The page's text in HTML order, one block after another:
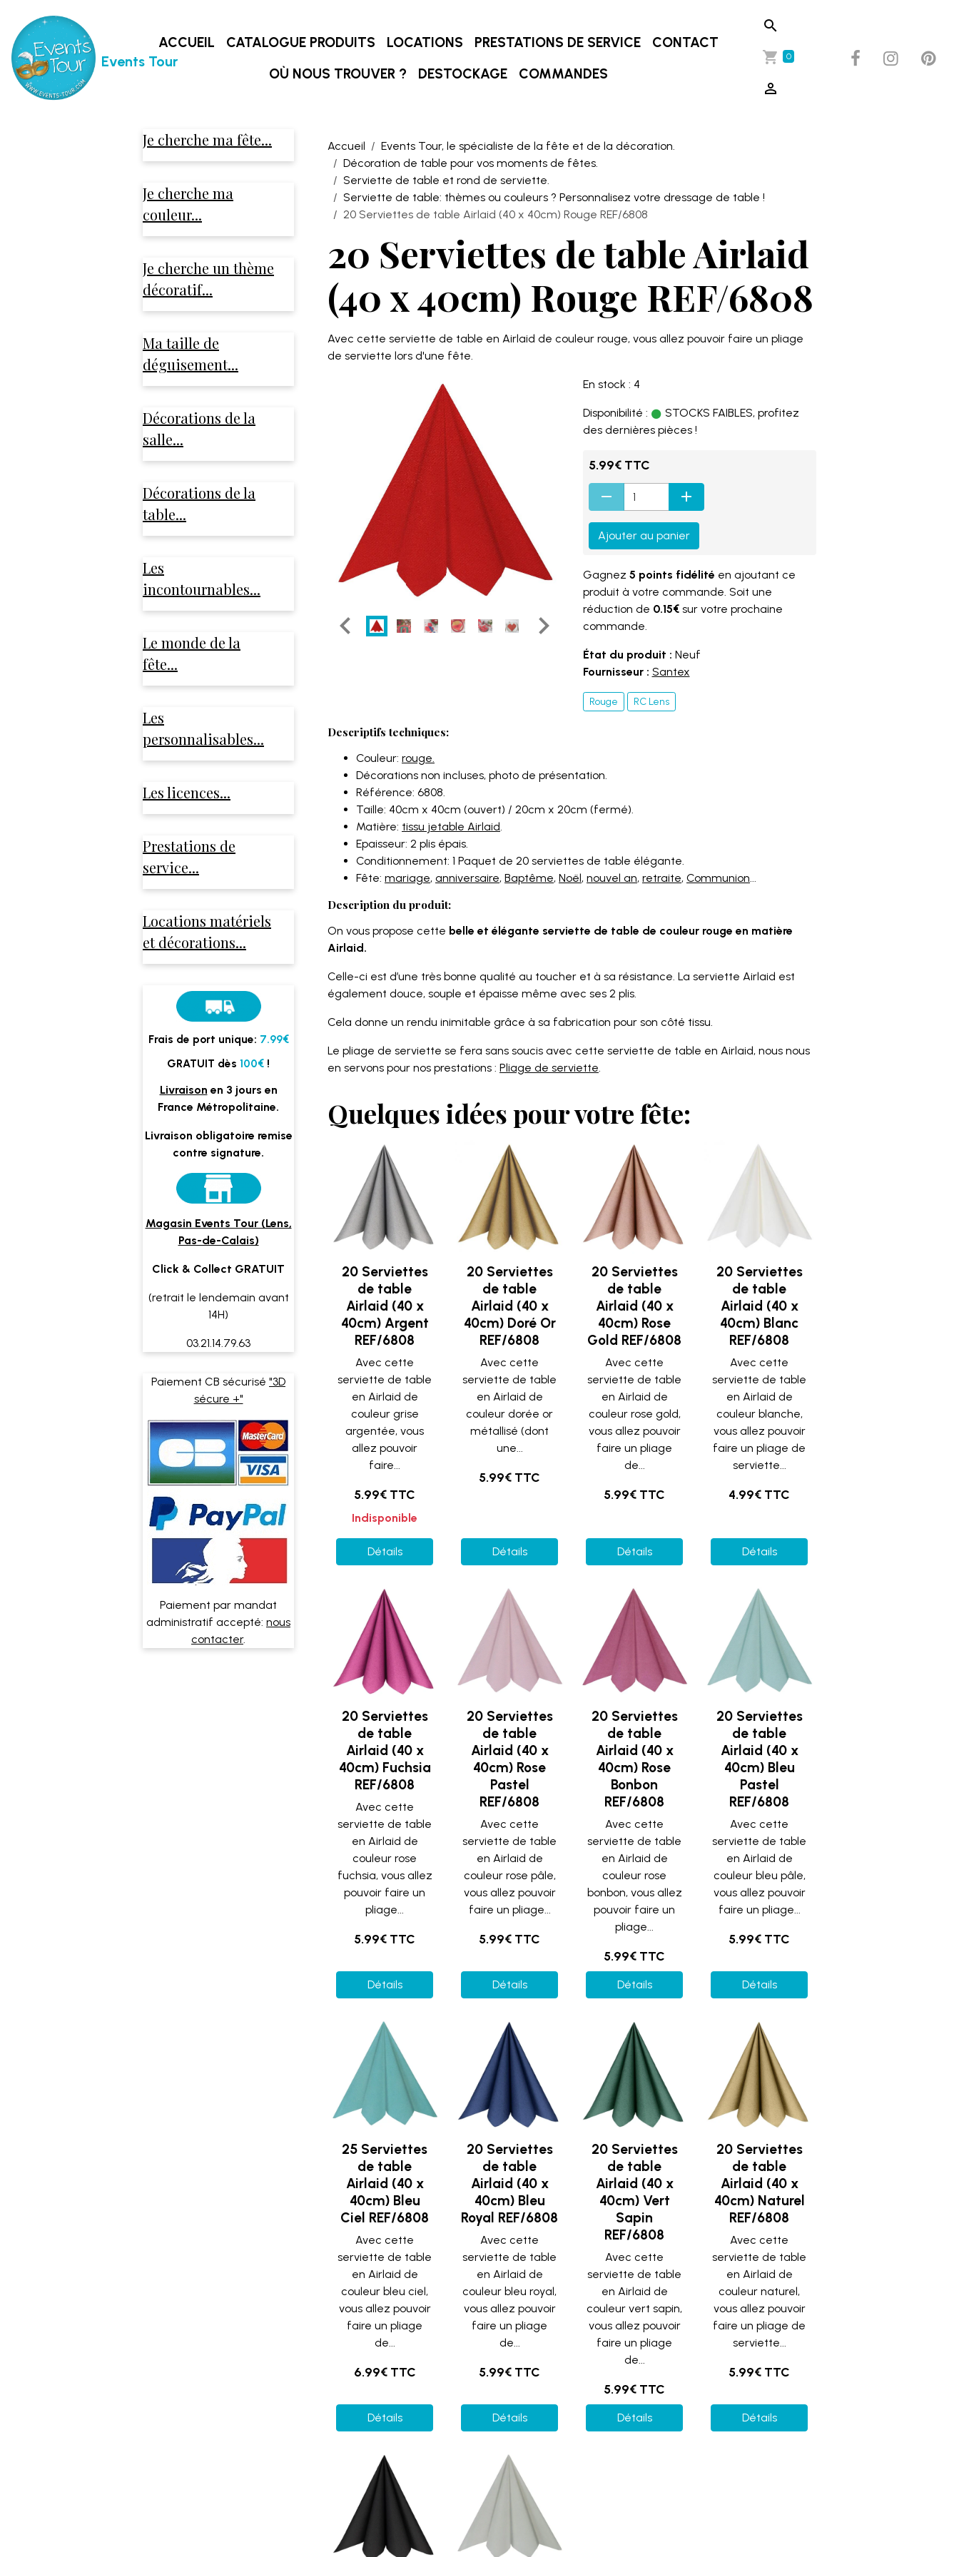
Events Tour
ACCUEIL CATALOGUE PRODUITS LOCATIONS PRESTATIONS DE SERVICE
CONTACT
OÙ NOUS TROUVER ?
DESTOCKAGE COMMANDES
0
Accueil
Events Tour, le spécialiste de la fête et de la décoration.
Décoration de table pour vos moments de fêtes.
Serviette de table et rond de serviette.
Serviette de table: thèmes ou couleurs ? Personnalisez votre dressage de table !
20 Serviettes de table Airlaid (40 x 40cm) Rouge REF/6808
20 Serviettes de table Airlaid
(40 x 40cm) Rouge REF/6808
Avec cette serviette de table en Airlaid de couleur rouge, vous allez pouvoir faire un pliage
de serviette lors d'une fête.
En stock : 4
Disponibilité :
STOCKS FAIBLES, profitez
des dernières pièces !
5.99€ TTC
Ajouter au panier
Gagnez 5 points fidélité en ajoutant ce
produit à votre commande. Soit une
réduction de 0.15€sur votre prochaine
commande.
État du produit : Neuf
Fournisseur : Santex
Rouge RC Lens
Descriptifs techniques:
Couleur: rouge.
Décorations non incluses, photo de présentation.
Référence: 6808.
Taille: 40cm x 40cm (ouvert) / 20cm x 20cm (fermé).
Matière: tissu jetable Airlaid.
Epaisseur: 2 plis épais.
Conditionnement: 1 Paquet de 20 serviettes de table élégante.
Fête: mariage, anniversaire, Baptême, Noël, nouvel an, retraite, Communion...
Description du produit:
On vous propose cette belle et élégante serviette de table de couleur rouge en matière
Airlaid.
Celle-ci est d’une très bonne qualité au toucher et à sa résistance. La serviette Airlaid est
également douce, souple et épaisse même avec ses 2 plis.
Cela donne un rendu inimitable grâce à sa fabrication pour son côté tissu.
Le pliage de serviette se fera sans soucis avec cette serviette de table en Airlaid, nous nous
en servons pour nos prestations : Pliage de serviette.
Quelques idées pour votre fête:
20 Serviettes
de table
Airlaid (40 x
40cm) Argent
REF/6808
Avec cette
serviette de table
en Airlaid de
couleur grise
argentée, vous
allez pouvoir
faire...
5.99€ TTC
Indisponible
Détails
20 Serviettes
de table
Airlaid (40 x
40cm) Doré Or
REF/6808
Avec cette
serviette de table
en Airlaid de
couleur dorée or
métallisé (dont
une...
5.99€ TTC
Détails
20 Serviettes
de table
Airlaid (40 x
40cm) Rose
Gold REF/6808
Avec cette
serviette de table
en Airlaid de
couleur rose gold,
vous allez pouvoir
faire un pliage
de...
5.99€ TTC
Détails
20 Serviettes
de table
Airlaid (40 x
40cm) Blanc
REF/6808
Avec cette
serviette de table
en Airlaid de
couleur blanche,
vous allez pouvoir
faire un pliage de
serviette...
4.99€ TTC
Détails
20 Serviettes
de table
Airlaid (40 x
40cm) Fuchsia
REF/6808
Avec cette
serviette de table
en Airlaid de
couleur rose
fuchsia, vous allez
pouvoir faire un
pliage...
5.99€ TTC
Détails
20 Serviettes
de table
Airlaid (40 x
40cm) Rose
Pastel
REF/6808
Avec cette
serviette de table
en Airlaid de
couleur rose pâle,
vous allez pouvoir
faire un pliage...
5.99€ TTC
Détails
20 Serviettes
de table
Airlaid (40 x
40cm) Rose
Bonbon
REF/6808
Avec cette
serviette de table
en Airlaid de
couleur rose
bonbon, vous allez
pouvoir faire un
pliage...
5.99€ TTC
Détails
20 Serviettes
de table
Airlaid (40 x
40cm) Bleu
Pastel
REF/6808
Avec cette
serviette de table
en Airlaid de
couleur bleu pâle,
vous allez pouvoir
faire un pliage...
5.99€ TTC
Détails
25 Serviettes
de table
Airlaid (40 x
40cm) Bleu
Ciel REF/6808
Avec cette
serviette de table
en Airlaid de
couleur bleu ciel,
vous allez pouvoir
faire un pliage
de...
6.99€ TTC
Détails
20 Serviettes
de table
Airlaid (40 x
40cm) Bleu
Royal REF/6808
Avec cette
serviette de table
en Airlaid de
couleur bleu royal,
vous allez pouvoir
faire un pliage
de...
5.99€ TTC
Détails
20 Serviettes
de table
Airlaid (40 x
40cm) Vert
Sapin
REF/6808
Avec cette
serviette de table
en Airlaid de
couleur vert sapin,
vous allez pouvoir
faire un pliage
de...
5.99€ TTC
Détails
20 Serviettes
de table
Airlaid (40 x
40cm) Naturel
REF/6808
Avec cette
serviette de table
en Airlaid de
couleur naturel,
vous allez pouvoir
faire un pliage de
serviette...
5.99€ TTC
Détails
Je cherche ma fête...
Je cherche ma
couleur...
Je cherche un thème
décoratif...
Ma taille de
déguisement...
Décorations de la
salle...
Décorations de la
table...
Les
incontournables...
Le monde de la
fête...
Les
personnalisables...
Les licences...
Prestations de
service...
Locations matériels
et décorations...
Frais de port unique: 7.99€
GRATUIT dès 100€ !
Livraison en 3 jours en
France Métropolitaine.
Livraison obligatoire remise
contre signature.
Magasin Events Tour (Lens,
Pas-de-Calais)
Click & Collect GRATUIT
(retrait le lendemain avant
14H)
03.21.14.79.63
Paiement CB sécurisé "3D
sécure +"
Paiement par mandat
administratif accepté: nous
contacter.